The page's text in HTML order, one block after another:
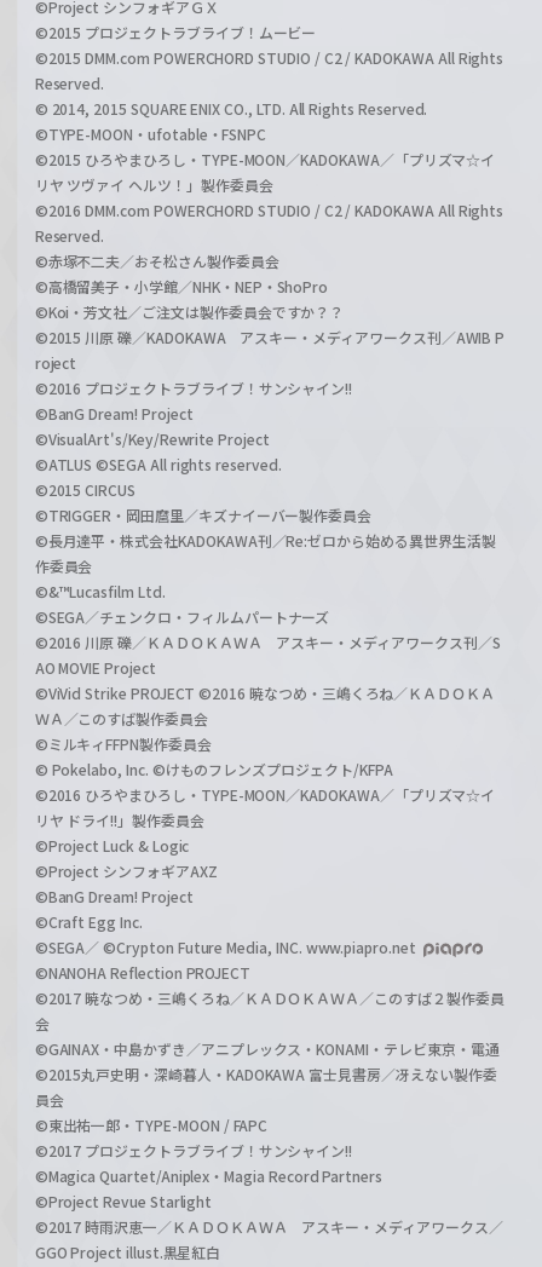
©Project シンフォギアＧＸ
©2015 プロジェクトラブライブ！ムービー
©2015 DMM.com POWERCHORD STUDIO / C2 / KADOKAWA All Rights
Reserved.
© 2014, 2015 SQUARE ENIX CO., LTD. All Rights Reserved.
©TYPE-MOON・ufotable・FSNPC
©2015 ひろやまひろし・TYPE-MOON／KADOKAWA／「プリズマ☆イ
リヤ ツヴァイ ヘルツ！」製作委員会
©2016 DMM.com POWERCHORD STUDIO / C2 / KADOKAWA All Rights
Reserved.
©赤塚不二夫／おそ松さん製作委員会
©高橋留美子・小学館／NHK・NEP・ShoPro
©Koi・芳文社／ご注文は製作委員会ですか？？
©2015 川原 礫／KADOKAWA アスキー・メディアワークス刊／AWIB P
roject
©2016 プロジェクトラブライブ！サンシャイン!!
©BanG Dream! Project
©VisualArt's/Key/Rewrite Project
©ATLUS ©SEGA All rights reserved.
©2015 CIRCUS
©TRIGGER・岡田麿里／キズナイーバー製作委員会
©長月達平・株式会社KADOKAWA刊／Re:ゼロから始める異世界生活製
作委員会
©&™Lucasfilm Ltd.
©SEGA／チェンクロ・フィルムパートナーズ
©2016 川原 礫／ＫＡＤＯＫＡＷＡ アスキー・メディアワークス刊／S
AO MOVIE Project
©ViVid Strike PROJECT ©2016 暁なつめ・三嶋くろね／ＫＡＤＯＫＡ
ＷＡ／このすば製作委員会
©ミルキィFFPN製作委員会
© Pokelabo, Inc. ©けものフレンズプロジェクト/KFPA
©2016 ひろやまひろし・TYPE-MOON／KADOKAWA／「プリズマ☆イ
リヤ ドライ!!」製作委員会
©Project Luck & Logic
©Project シンフォギアAXZ
©BanG Dream! Project
©Craft Egg Inc.
©SEGA／ ©Crypton Future Media, INC. www.piapro.net
©NANOHA Reflection PROJECT
©2017 暁なつめ・三嶋くろね／ＫＡＤＯＫＡＷＡ／このすば２製作委員
会
©GAINAX・中島かずき／アニプレックス・KONAMI・テレビ東京・電通
©2015丸戸史明・深崎暮人・KADOKAWA 富士見書房／冴えない製作委
員会
©東出祐一郎・TYPE-MOON / FAPC
©2017 プロジェクトラブライブ！サンシャイン!!
©Magica Quartet/Aniplex・Magia Record Partners
©Project Revue Starlight
©2017 時雨沢恵一／ＫＡＤＯＫＡＷＡ アスキー・メディアワークス／
GGO Project illust.黒星紅白